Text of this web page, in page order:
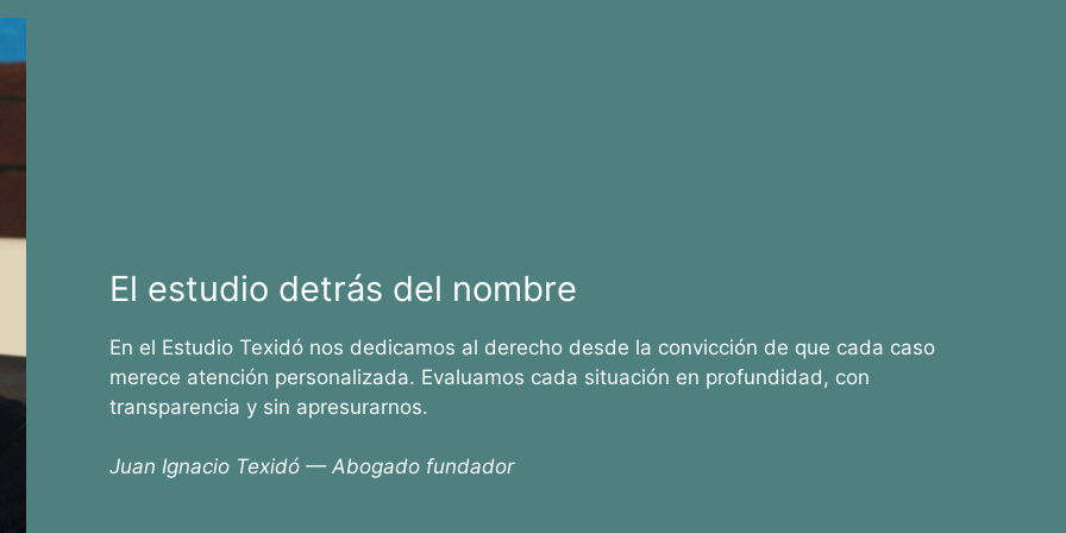
El estudio detrás del nombre
En el Estudio Texidó nos dedicamos al derecho desde la convicción de que cada caso
merece atención personalizada. Evaluamos cada situación en profundidad, con
transparencia y sin apresurarnos.
Juan Ignacio Texidó — Abogado fundador